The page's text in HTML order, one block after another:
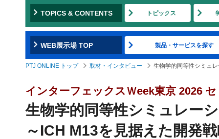
TOPICS & CONTENTS トピックス
WEB展示場 TOP 製品・サービスを探す
PTJ ONLINE トップ 取材・インタビュー 生物学的同等性シミュ
インターフェックスＷeek東京 2026
生物学的同等性シミュレー
～ICH M13を見据えた開発